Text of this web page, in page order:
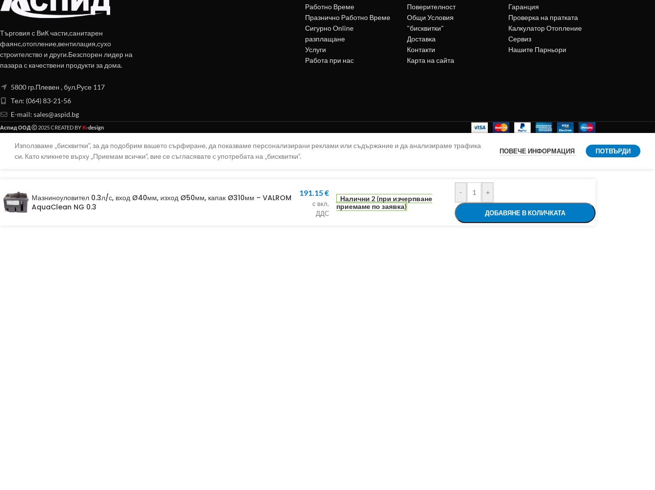
Търговия с ВиК части,санитарен
фаянс,отопление,вентилация,сухо
строителство и други.Безспорен лидер на
пазара с качествени продукти за дома.
5800 гр.Плевен , бул.Русе 117
Тел: (064) 83-21-56
E-mail: sales@aspid.bg
Работно Време
Празнично Работно Време
Сигурно Online
разплащане
Услуги
Работа при нас
Поверителност
Общи Условия
"бисквитки"
Доставка
Контакти
Карта на сайта
Гаранция
Проверка на пратката
Калкулатор Отопление
Сервиз
Нашите Парньори
Аспид ООД 2025 CREATED BY K-design
Използваме „бисквитки“, за да подобрим вашето сърфиране, да показваме персонализирани реклами или съдържание и да анализираме трафика
си. Като кликнете върху „Приемам всички“, вие се съгласявате с употребата на „бисквитки“.
ПОВЕЧЕ ИНФОРМАЦИЯ ПОТВЪРДИ
Мазниноуловител 0.3л/с, вход Ø40мм, изход Ø50мм, капак Ø310мм – VALROM
AquaClean NG 0.3
191.15€
с вкл.
ДДС
Налични 2 (при изчерпване
приемаме по заявка)
- +
ДОБАВЯНЕ В КОЛИЧКАТА